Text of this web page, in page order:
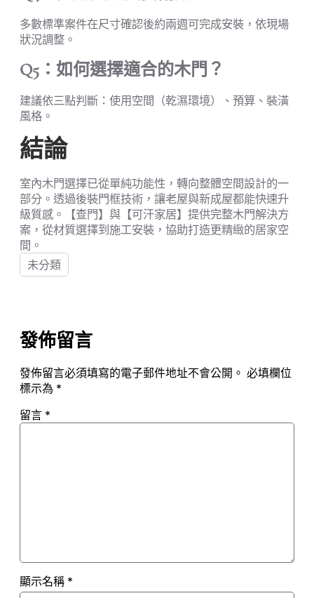
多數標準案件在尺寸確認後約兩週可完成安裝，依現場
狀況調整。
Q5：如何選擇適合的木門？
建議依三點判斷：使用空間（乾濕環境）、預算、裝潢
風格。
結論
室內木門選擇已從單純功能性，轉向整體空間設計的一
部分。透過後裝門框技術，讓老屋與新成屋都能快速升
級質感。【查門】與【可汗家居】提供完整木門解決方
案，從材質選擇到施工安裝，協助打造更精緻的居家空
間。
未分類
發佈留言
發佈留言必須填寫的電子郵件地址不會公開。 必填欄位
標示為 *
留言 *
顯示名稱 *